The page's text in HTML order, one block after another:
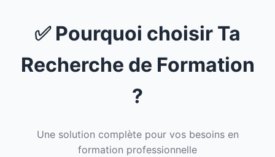
✅ Pourquoi choisir Ta
Recherche de Formation
?
Une solution complète pour vos besoins en
formation professionnelle